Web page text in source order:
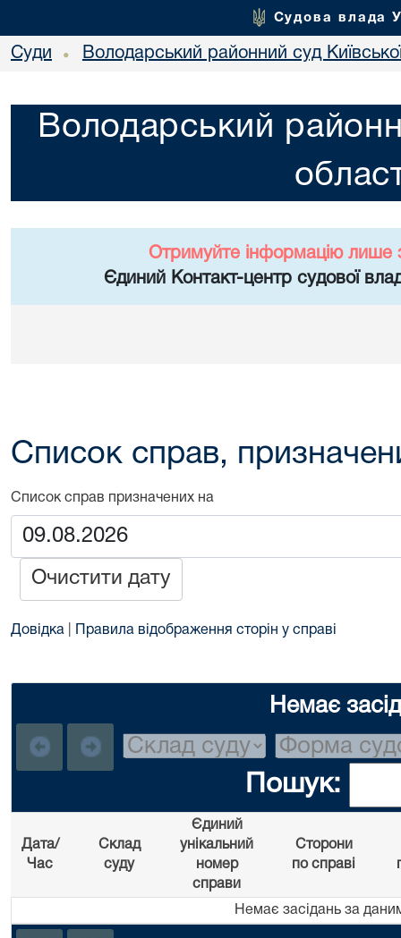
Судова влада
Суди • Володарський районний суд
Володарський
Отримуйте інформацію лише
Єдиний Контакт-центр судової
Список справ,
Список справ призначених на
Очистити дату
Довідка Правила відображення сторін у справі
Немає
Пошук:
Дата/
Час
Склад
суду
Єдиний
унікальний
номер
справи
Сторони
по справі
Немає засідань за